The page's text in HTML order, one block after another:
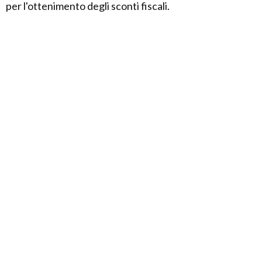
per l'ottenimento degli sconti fiscali.